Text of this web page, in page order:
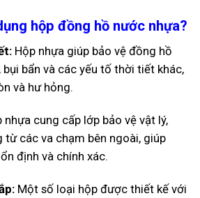
hộp đồng hồ nước nhựa?
Hộp nhựa giúp bảo vệ đồng hồ
bụi bẩn và các yếu tố thời tiết khác,
và hư hỏng.
nhựa cung cấp lớp bảo vệ vật lý,
các va chạm bên ngoài, giúp
định và chính xác.
Một số loại hộp được thiết kế với